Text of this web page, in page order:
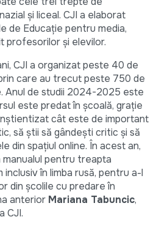
şi liceal. CJI a elaborat
de Educație pentru media,
profesorilor și elevilor.
CJI a organizat peste 40 de
care au trecut peste 750 de
Anul de studii 2024-2025 este
este predat în școală, grație
cât este de important
să știi să gândești critic și să
din spațiul online. În acest an,
pentru treapta
inclusiv în limba rusă, pentru a-l
din școlile cu predare în
anterior Mariana Tabuncic,
CJI.